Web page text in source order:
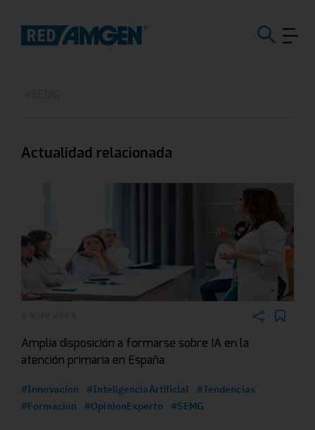
Actualidad relacionada
Amplia disposición a formarse sobre IA en la
atención primaria en España
#Innovacion #InteligenciaArtificial
#Tendencias
#Formacion
#OpinionExperto #SEMG